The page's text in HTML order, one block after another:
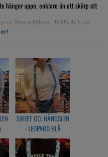
hänger uppe, enklare än ett skärp att
en liten gubbkeps, då blir de ju en
de går att korta av till barn!
SWEET CO. HÄNGSLEN
- LEOPARD BLÅ